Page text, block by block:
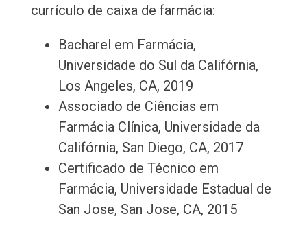
currículo de caixa de farmácia:
Bacharel em Farmácia,
Universidade do Sul da Califórnia,
Los Angeles, CA, 2019
Associado de Ciências em
Farmácia Clínica, Universidade da
Califórnia, San Diego, CA, 2017
Certificado de Técnico em
Farmácia, Universidade Estadual de
San Jose, San Jose, CA, 2015